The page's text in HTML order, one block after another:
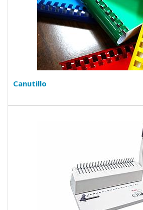
Canutillo